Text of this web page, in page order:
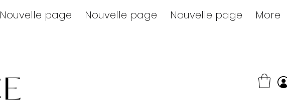
Nouvelle page Nouvelle page Nouvelle page More